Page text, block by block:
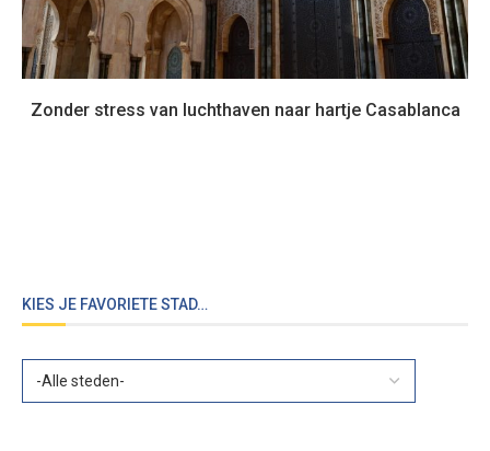
Zonder stress van luchthaven naar hartje Casablanca
KIES JE FAVORIETE STAD…